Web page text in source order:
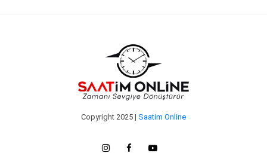
Copyright 2025 | Saatim Online